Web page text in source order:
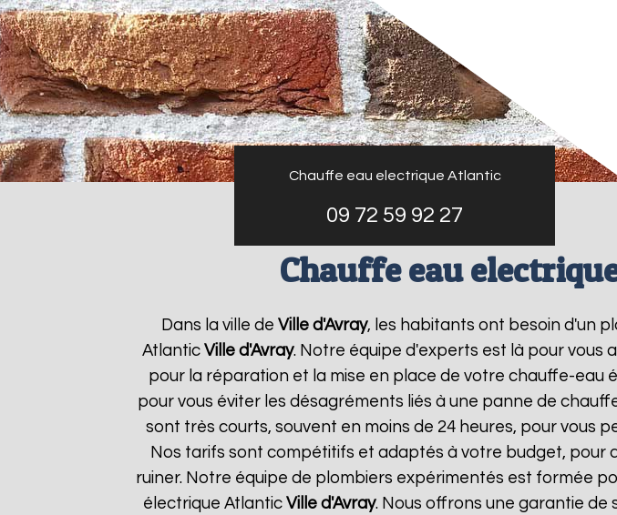
Chauffe eau electrique Atlantic
09 72 59 92 27
Chauffe eau
Dans la ville de Ville d'Avray, les habitants ont besoin d'un
Atlantic Ville d'Avray. Notre équipe d'experts est là pour vous
pour la réparation et la mise en place de votre chauffe-eau
pour vous éviter les désagréments liés à une panne de
sont très courts, souvent en moins de 24 heures, pour
Nos tarifs sont compétitifs et adaptés à votre budget, pour
ruiner. Notre équipe de plombiers expérimentés est formée
électrique Atlantic Ville d'Avray. Nous offrons une garantie de